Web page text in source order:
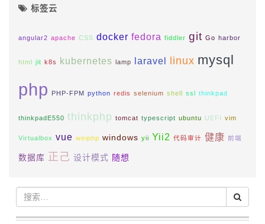
标签云
angular2 apache CSS docker fedora fiddler git Go harbor
html jit k8s kubernetes lamp laravel linux mysql
php PHP-FPM python redis selenium shell ssl thinkpad
thinkpadE550 thinkphp tomcat typescript ubuntu UEFI vim
Virtualbox vue weiphp windows yii Yii2 代码审计 健康 前端
数据库 正己 设计模式 随想